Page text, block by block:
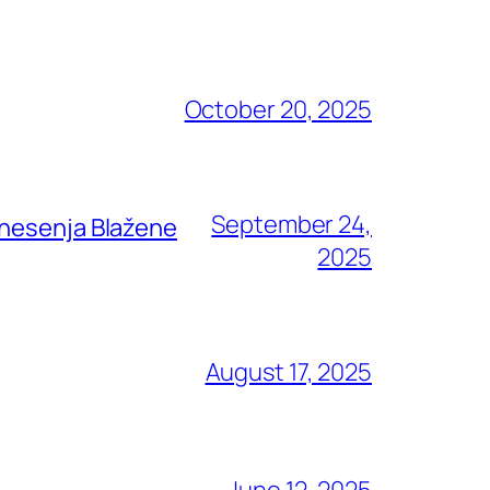
October 20, 2025
Blažene
September 24,
2025
August 17, 2025